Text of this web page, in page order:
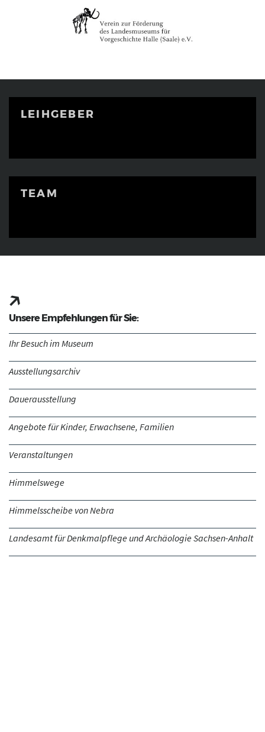
LEIHGEBER
TEAM
Unsere Empfehlungen für Sie:
Ihr Besuch im Museum
Ausstellungsarchiv
Dauerausstellung
Angebote für Kinder, Erwachsene, Familien
Veranstaltungen
Himmelswege
Himmelsscheibe von Nebra
Landesamt für Denkmalpflege und Archäologie Sachsen-Anhalt